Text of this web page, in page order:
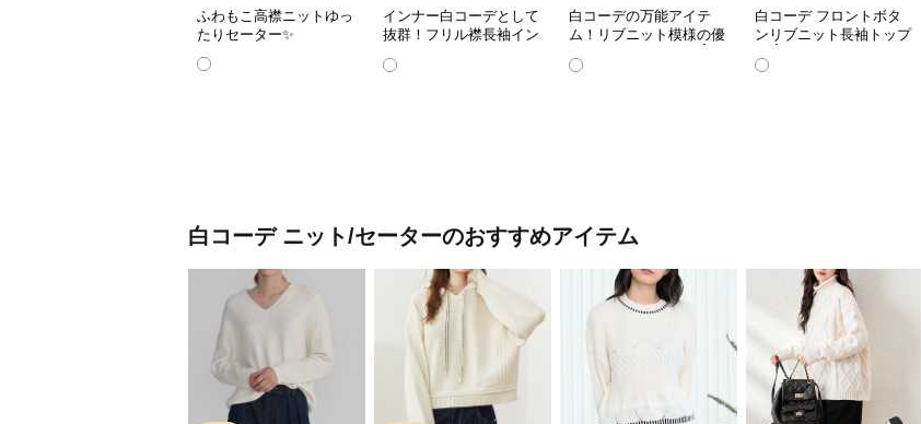
ふわもこ高襟ニットゆっ
たりセーター✨
インナー白コーデとして
抜群！フリル襟長袖イン
白コーデの万能アイテ
ム！リブニット模様の優
白コーデ フロントボタ
ンリブニット長袖トップ
白コーデ ニット/セーターのおすすめアイテム